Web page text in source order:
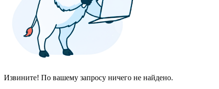
Извините! По вашему запросу ничего не найдено.